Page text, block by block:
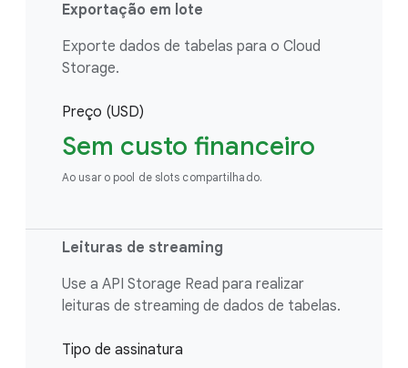
Exportação em lote
Exporte dados de tabelas para o Cloud
Storage.
Preço (USD)
Sem custo financeiro
Ao usar o pool de slots compartilhado.
Leituras de streaming
Use a API Storage Read para realizar
leituras de streaming de dados de tabelas.
Tipo de assinatura